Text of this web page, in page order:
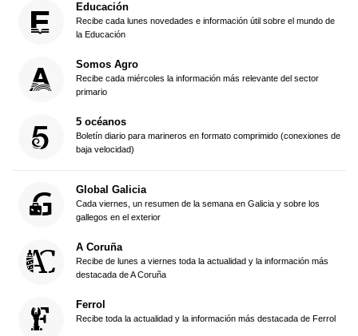
Educación
Recibe cada lunes novedades e información útil sobre el mundo de
la Educación
Somos Agro
Recibe cada miércoles la información más relevante del sector
primario
5 océanos
Boletín diario para marineros en formato comprimido (conexiones de
baja velocidad)
Global Galicia
Cada viernes, un resumen de la semana en Galicia y sobre los
gallegos en el exterior
A Coruña
Recibe de lunes a viernes toda la actualidad y la información más
destacada de A Coruña
Ferrol
Recibe toda la actualidad y la información más destacada de Ferrol